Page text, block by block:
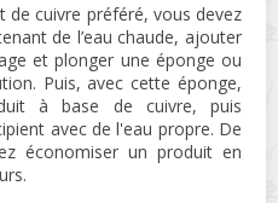
cuivre préféré, vous devez
de l’eau chaude, ajouter
et plonger une éponge ou
Puis, avec cette éponge,
à base de cuivre, puis
avec de l'eau propre. De
économiser un produit en